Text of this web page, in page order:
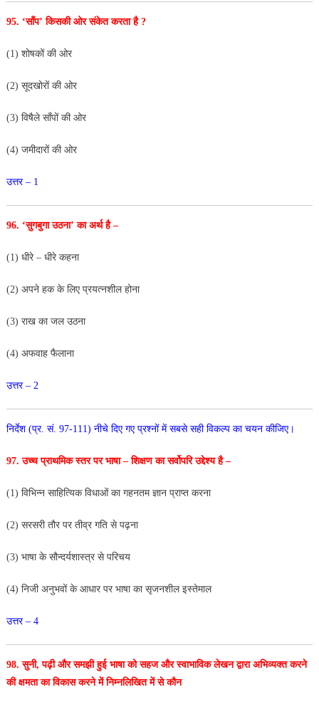
95. ‘साँप’ किसकी ओर संकेत करता है ?
(1) शोषकों की ओर
(2) सूदखोरों की ओर
(3) विषैले साँपों की ओर
(4) जमीदारों की ओर
उत्तर – 1
96. ‘सुगबुगा उठना’ का अर्थ है –
(1) धीरे – धीरे कहना
(2) अपने हक के लिए प्रयत्नशील होना
(3) राख का जल उठना
(4) अफवाह फैलाना
उत्तर – 2
निर्देश (प्र. सं. 97-111) नीचे दिए गए प्रश्नों में सबसे सही विकल्प का चयन कीजिए।
97. उच्च प्राथमिक स्तर पर भाषा – शिक्षण का सर्वोपरि उद्देश्य है –
(1) विभिन्न साहित्यिक विधाओं का गहनतम ज्ञान प्राप्त करना
(2) सरसरी तौर पर तीव्र गति से पढ़ना
(3) भाषा के सौन्दर्यशास्त्र से परिचय
(4) निजी अनुभवों के आधार पर भाषा का सृजनशील इस्तेमाल
उत्तर – 4
98. सुनी, पढ़ी और समझी हुई भाषा को सहज औरस्वाभाविक लेखन द्वारा अभिव्यक्त करने
की क्षमता का विकास करने में निम्नलिखित में से कौन